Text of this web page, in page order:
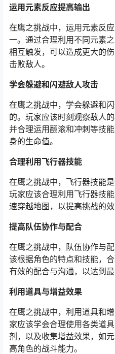
运用元素反应提高输出
在鹰之挑战中，运用元素反
一。通过合理利用不同元素
相互触发，可以造成更大的
击败敌人。
学会躲避和闪避敌人攻击
在鹰之挑战中，学会躲避和
的。玩家应该时刻观察敌人
并合理运用翻滚和冲刺等技
身的生命值。
合理利用飞行器技能
在鹰之挑战中，飞行器技能
玩家应该合理利用飞行器技
速穿越地图，以提高挑战的效
提高队伍协作与配合
在鹰之挑战中，队伍协作与
该根据角色的特点和技能，
有效的配合与沟通，以达到最
利用道具与增益效果
在鹰之挑战中，利用道具和
家应该学会合理使用各类道
剂，以及收集增益效果，如
高角色的战斗能力。